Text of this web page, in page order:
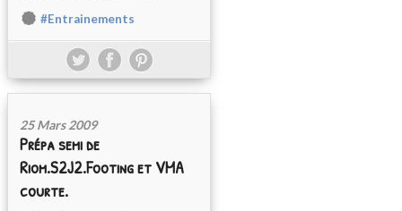
#Entrainements
25 Mars 2009
Prépa semi de
Riom.S2J2.Footing et VMA
courte.